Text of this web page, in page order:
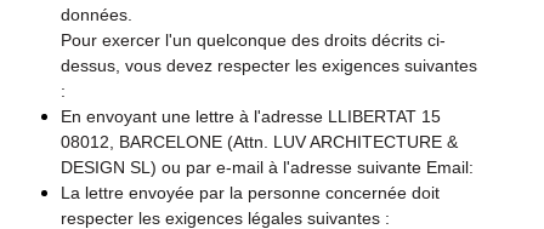
données.
Pour exercer l'un quelconque des droits décrits ci-
dessus, vous devez respecter les exigences suivantes
:
En envoyant une lettre à l'adresse LLIBERTAT 15
08012, BARCELONE (Attn. LUV ARCHITECTURE &
DESIGN SL) ou par e-mail à l'adresse suivante Email:
La lettre envoyée par la personne concernée doit
respecter les exigences légales suivantes :